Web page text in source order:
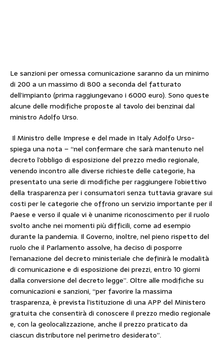
Le sanzioni per omessa comunicazione saranno da un minimo
di 200 a un massimo di 800 a seconda del fatturato
dell’impianto (prima raggiungevano i 6000 euro). Sono queste
alcune delle modifiche proposte al tavolo dei benzinai dal
ministro Adolfo Urso.
Il Ministro delle Imprese e del made in Italy Adolfo Urso-
spiega una nota – “nel confermare che sarà mantenuto nel
decreto l’obbligo di esposizione del prezzo medio regionale,
venendo incontro alle diverse richieste delle categorie, ha
presentato una serie di modifiche per raggiungere l’obiettivo
della trasparenza per i consumatori senza tuttavia gravare sui
costi per le categorie che offrono un servizio importante per il
Paese e verso il quale vi è unanime riconoscimento per il ruolo
svolto anche nei momenti più difficili, come ad esempio
durante la pandemia. Il Governo, inoltre, nel pieno rispetto del
ruolo che il Parlamento assolve, ha deciso di posporre
l’emanazione del decreto ministeriale che definirà le modalità
di comunicazione e di esposizione dei prezzi, entro 10 giorni
dalla conversione del decreto legge”. Oltre alle modifiche su
comunicazioni e sanzioni, “per favorire la massima
trasparenza, è prevista l’istituzione di una APP del Ministero
gratuita che consentirà di conoscere il prezzo medio regionale
e, con la geolocalizzazione, anche il prezzo praticato da
ciascun distributore nel perimetro desiderato”.